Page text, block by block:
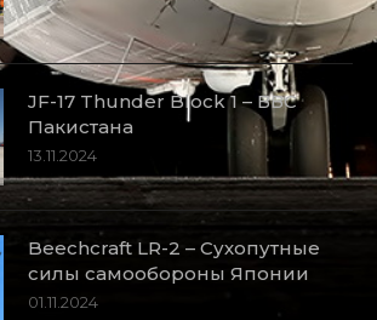
JF-17 Thunder Block 1 – ВВС
Пакистана
13.11.2024
Beechcraft LR-2 – Сухопутные
силы самообороны Японии
01.11.2024